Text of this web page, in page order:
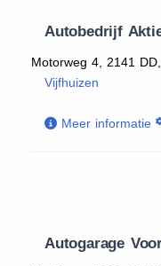
Autobedrijf
Motorweg 4, 2141 DD,
Vijfhuizen
Meer informatie
Autogarage